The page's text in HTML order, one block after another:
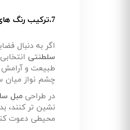
7.ترکیب رنگ های خاکی و طلایی برای فضایی گرم و دلنشین
اگر به دنبال
سلطنتی
طبیعت و آرامش
چشم نواز میان
در طراحی مبل
نشین تر کنند،
محیطی دعوت